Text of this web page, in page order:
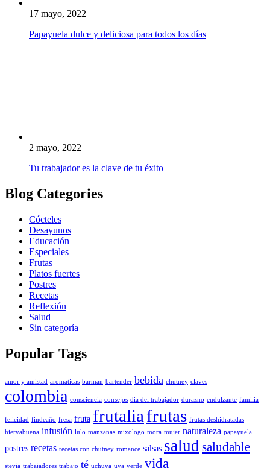
17 mayo, 2022
Papayuela dulce y deliciosa para todos los días
2 mayo, 2022
Tu trabajador es la clave de tu éxito
Blog Categories
Cócteles
Desayunos
Educación
Especiales
Frutas
Platos fuertes
Postres
Recetas
Reflexión
Salud
Sin categoría
Popular Tags
amor y amistad aromaticas barman bartender bebida chutney claves
colombia consciencia consejos dia del trabajador durazno endulzante familia
felicidad findeaño fresa fruta frutalia frutas frutas deshidratadas
hiervabuena infusión lulo manzanas mixologo mora mujer naturaleza papayuela
postres recetas recetas con chutney romance salsas salud saludable
stevia trabajadores trabajo té uchuva uva verde vida